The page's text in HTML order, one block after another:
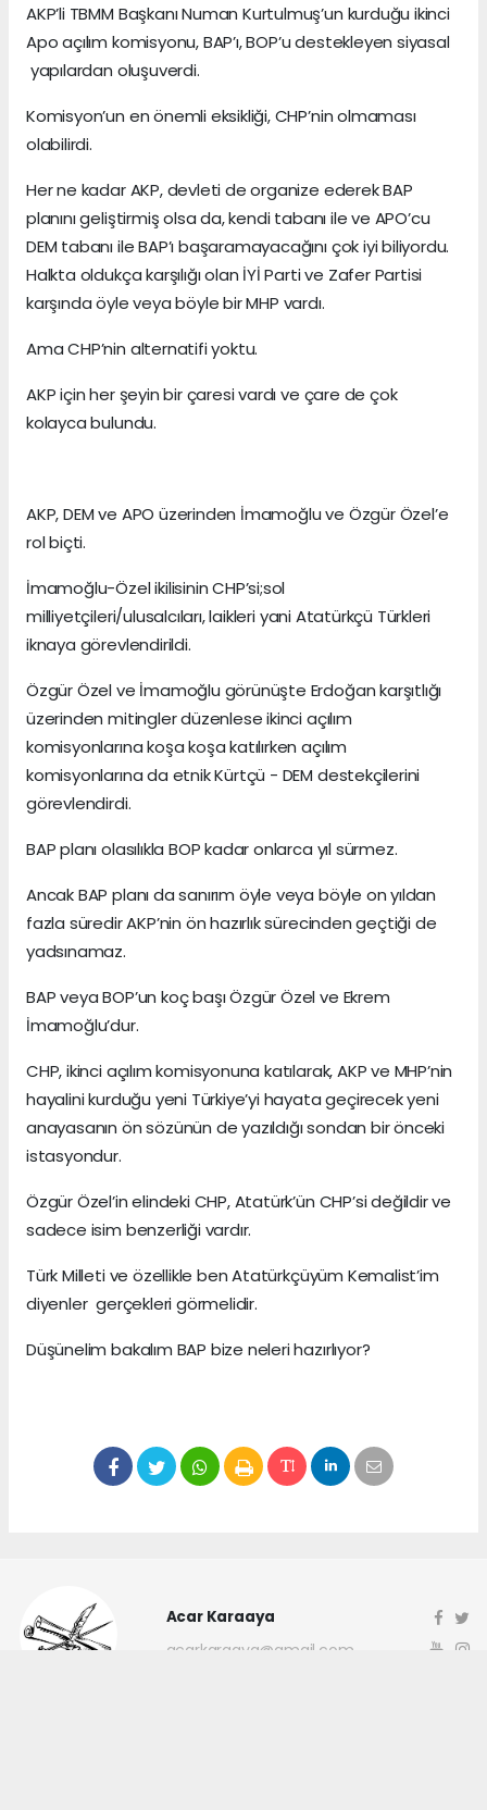
AKP’li TBMM Başkanı Numan Kurtulmuş’un kurduğu ikinci
Apo açılım komisyonu, BAP’ı, BOP’u destekleyen siyasal
yapılardan oluşuverdi.
Komisyon’un en önemli eksikliği, CHP’nin olmaması
olabilirdi.
Her ne kadar AKP, devleti de organize ederek BAP
planını geliştirmiş olsa da, kendi tabanı ile ve APO’cu
DEM tabanı ile BAP’ı başaramayacağını çok iyi biliyordu.
Halkta oldukça karşılığı olan İYİ Parti ve Zafer Partisi
karşında öyle veya böyle bir MHP vardı.
Ama CHP’nin alternatifi yoktu.
AKP için her şeyin bir çaresi vardı ve çare de çok
kolayca bulundu.
AKP, DEM ve APO üzerinden İmamoğlu ve Özgür Özel’e
rol biçti.
İmamoğlu-Özel ikilisinin CHP’si;sol
milliyetçileri/ulusalcıları, laikleri yani Atatürkçü Türkleri
iknaya görevlendirildi.
Özgür Özel ve İmamoğlu görünüşte Erdoğan karşıtlığı
üzerinden mitingler düzenlese ikinci açılım
komisyonlarına koşa koşa katılırken açılım
komisyonlarına da etnik Kürtçü - DEM destekçilerini
görevlendirdi.
BAP planı olasılıkla BOP kadar onlarca yıl sürmez.
Ancak BAP planı da sanırım öyle veya böyle on yıldan
fazla süredir AKP’nin ön hazırlık sürecinden geçtiği de
yadsınamaz.
BAP veya BOP’un koç başı Özgür Özel ve Ekrem
İmamoğlu’dur.
CHP, ikinci açılım komisyonuna katılarak, AKP ve MHP’nin
hayalini kurduğu yeni Türkiye’yi hayata geçirecek yeni
anayasanın ön sözünün de yazıldığı sondan bir önceki
istasyondur.
Özgür Özel’in elindeki CHP, Atatürk’ün CHP’si değildir ve
sadece isim benzerliği vardır.
Türk Milleti ve özellikle ben Atatürkçüyüm Kemalist’im
diyenler gerçekleri görmelidir.
Düşünelim bakalım BAP bize neleri hazırlıyor?
Acar Karaaya
acarkaraaya@gmail.com